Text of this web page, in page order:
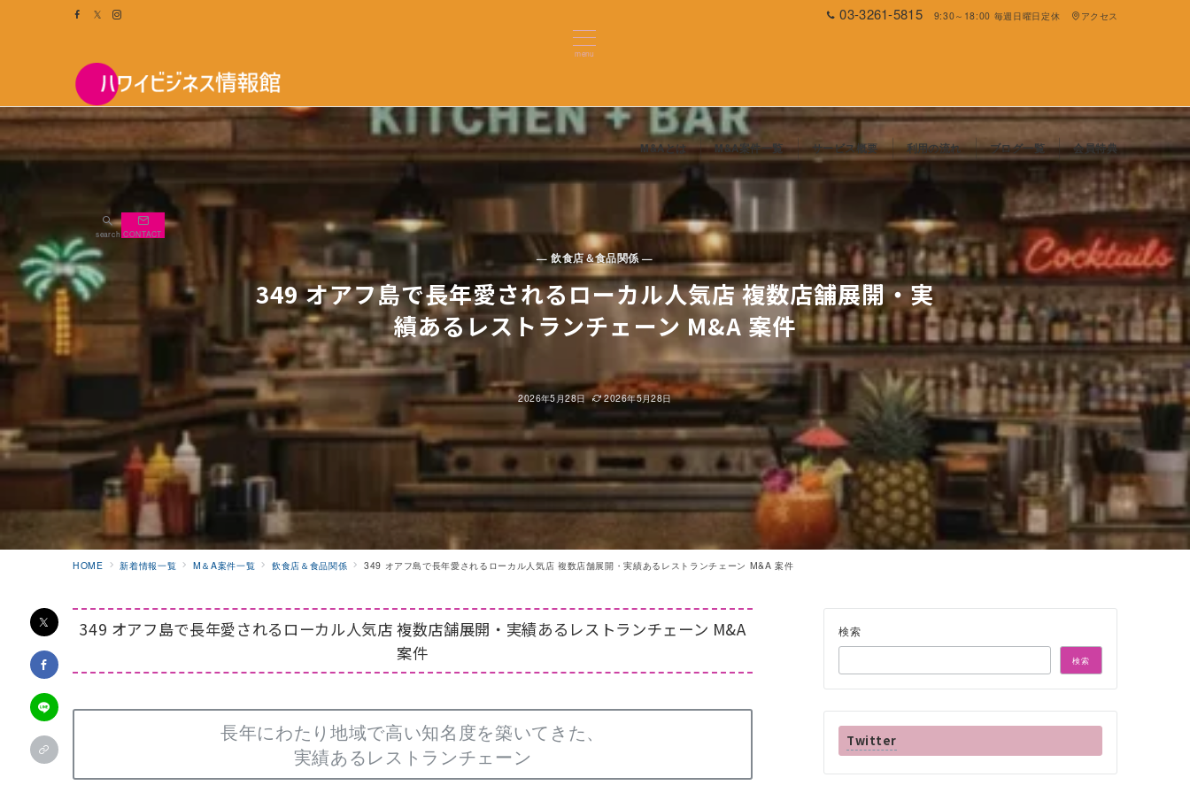
03-3261-5815 9:30～18:00 毎週日曜日定休 アクセス
menu
M&Aとは M&A案件一覧 サービス概要 利用の流れ ブログ一覧 会員特典
search CONTACT
— 飲食店＆食品関係 —
349 オアフ島で長年愛されるローカル人気店 複数店舗展開・実
績あるレストランチェーン M&A 案件
2026年5月28日 2026年5月28日
HOME 新着情報一覧 M＆A案件一覧 飲食店＆食品関係 349 オアフ島で長年愛されるローカル人気店 複数店舗展開・実績あるレストランチェーン M&A 案件
349 オアフ島で長年愛されるローカル人気店 複数店舗展開・実績あるレストランチェーン M&A
案件
長年にわたり地域で高い知名度を築いてきた、
実績あるレストランチェーン
検索
検索
Twitter